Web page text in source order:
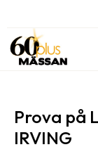
Prova på
IRVING